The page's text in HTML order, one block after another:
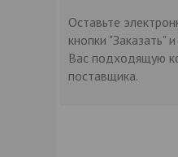
Оставьте
кнопки "Заказать"
Вас подходящую
поставщика.